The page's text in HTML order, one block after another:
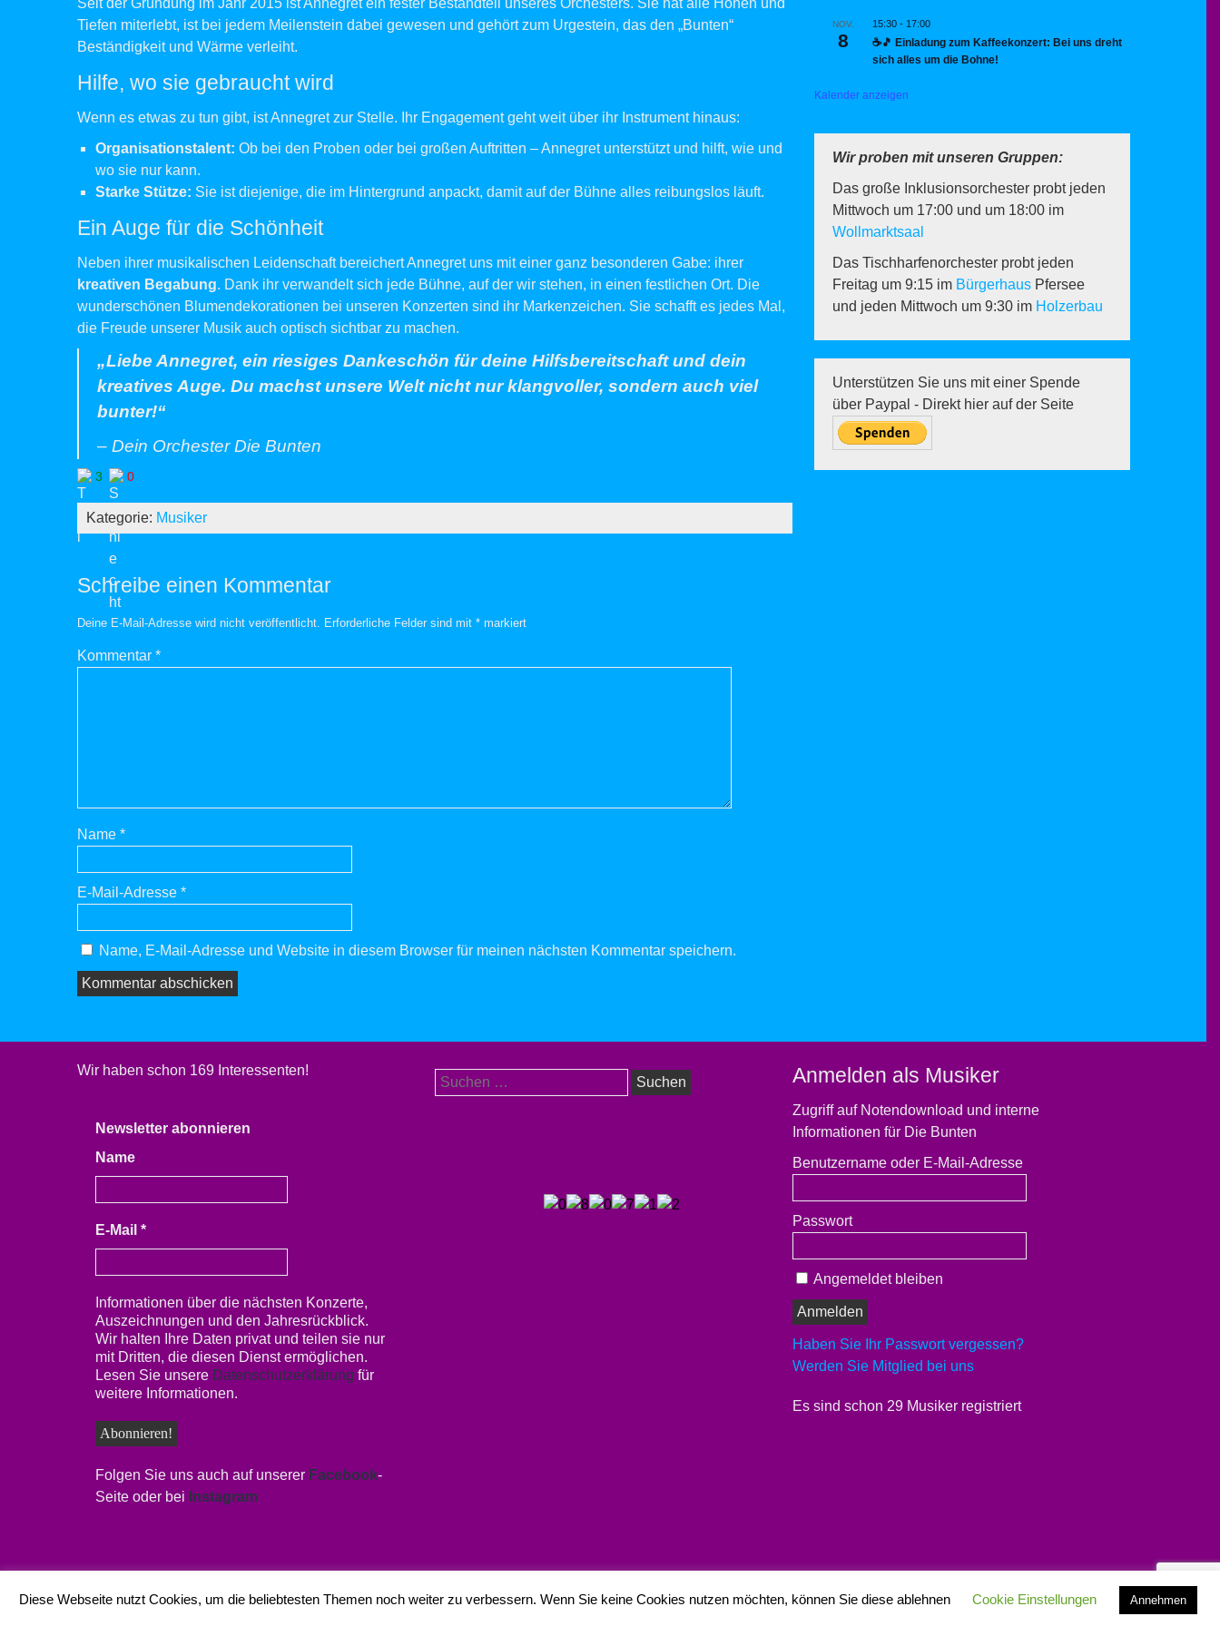
Seit der Gründung im Jahr 2015 ist Annegret ein fester Bestandteil unseres Orchesters. Sie hat alle Höhen und
Tiefen miterlebt, ist bei jedem Meilenstein dabei gewesen und gehört zum Urgestein, das den „Bunten“
Beständigkeit und Wärme verleiht.
Hilfe, wo sie gebraucht wird
Wenn es etwas zu tun gibt, ist Annegret zur Stelle. Ihr Engagement geht weit über ihr Instrument hinaus:
Organisationstalent: Ob bei den Proben oder bei großen Auftritten – Annegret unterstützt und hilft, wie und
wo sie nur kann.
Starke Stütze: Sie ist diejenige, die im Hintergrund anpackt, damit auf der Bühne alles reibungslos läuft.
Ein Auge für die Schönheit
Neben ihrer musikalischen Leidenschaft bereichert Annegret uns mit einer ganz besonderen Gabe: ihrer
kreativen Begabung. Dank ihr verwandelt sich jede Bühne, auf der wir stehen, in einen festlichen Ort. Die
wunderschönen Blumendekorationen bei unseren Konzerten sind ihr Markenzeichen. Sie schafft es jedes Mal,
die Freude unserer Musik auch optisch sichtbar zu machen.
„Liebe Annegret, ein riesiges Dankeschön für deine Hilfsbereitschaft und dein
kreatives Auge. Du machst unsere Welt nicht nur klangvoller, sondern auch viel
bunter!“
– Dein Orchester Die Bunten
3 0
Kategorie: Musiker
Schreibe einen Kommentar
Deine E-Mail-Adresse wird nicht veröffentlicht. Erforderliche Felder sind mit *markiert
Kommentar *
Name *
E-Mail-Adresse *
Name, E-Mail-Adresse und Website in diesem Browser für meinen nächsten Kommentar speichern.
NOV.
8
15:30- 17:00
☕🎵 Einladung zum Kaffeekonzert: Bei uns dreht
sich alles um die Bohne!
Kalender anzeigen
Wir proben mit unseren Gruppen:
Das große Inklusionsorchester probt jeden
Mittwoch um 17:00 und um 18:00 im
Wollmarktsaal
Das Tischharfenorchester probt jeden
Freitag um 9:15 im Bürgerhaus Pfersee
und jeden Mittwoch um 9:30 im Holzerbau
Unterstützen Sie uns mit einer Spende
über Paypal - Direkt hier auf der Seite
Wir haben schon 169 Interessenten!
Newsletter abonnieren
Name
E-Mail *
Informationen über die nächsten Konzerte,
Auszeichnungen und den Jahresrückblick.
Wir halten Ihre Daten privat und teilen sie nur
mit Dritten, die diesen Dienst ermöglichen.
Lesen Sie unsere Datenschutzerklärung für
weitere Informationen.
Folgen Sie uns auch auf unserer Facebook-
Seite oder bei Instagram
Suchen
nach:
Anmelden als Musiker
Zugriff auf Notendownload und interne
Informationen für Die Bunten
Benutzername oder E-Mail-Adresse
Passwort
Angemeldet bleiben
Haben Sie Ihr Passwort vergessen?
Werden Sie Mitglied bei uns
Es sind schon 29 Musiker registriert
Copyright 2026Die Bunten
Diese Webseite nutzt Cookies, um die beliebtesten Themen noch weiter zu verbessern. Wenn Sie keine Cookies nutzen möchten, können Sie diese ablehnen Cookie Einstellungen Annehmen